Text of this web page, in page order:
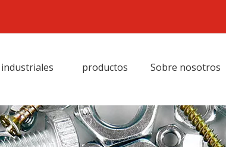
productos Sobre nosotros